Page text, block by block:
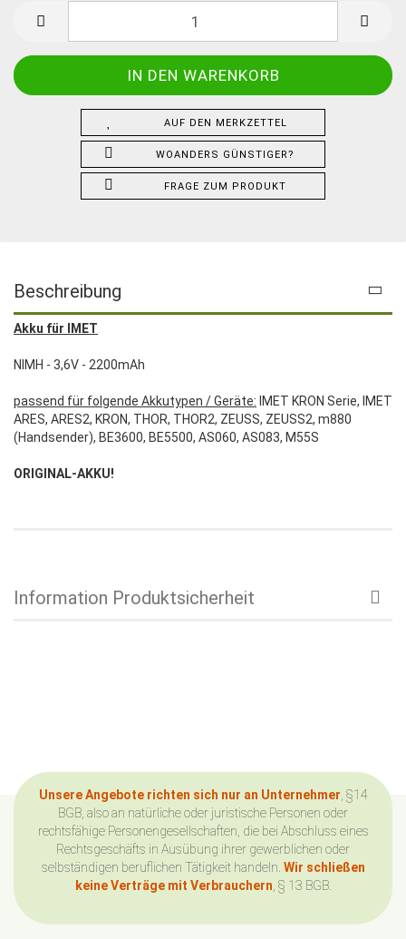
AUF DEN MERKZETTEL
WOANDERS GÜNSTIGER?
FRAGE ZUM PRODUKT
Beschreibung
Akku für IMET
NIMH - 3,6V - 2200mAh
passend für folgende Akkutypen / Geräte: IMET KRON Serie, IMET
ARES, ARES2, KRON, THOR, THOR2, ZEUSS, ZEUSS2, m880
(Handsender), BE3600, BE5500, AS060, AS083, M55S
ORIGINAL-AKKU!
Information Produktsicherheit
Unsere Angebote richten sich nur an Unternehmer , §14
BGB, also an natürliche oder juristische Personen oder
rechtsfähige Personengesellschaften, die bei Abschluss eines
Rechtsgeschäfts in Ausübung ihrer gewerblichen oder
selbständigen beruflichen Tätigkeit handeln. Wir schließen
keine Verträge mit Verbrauchern , § 13 BGB.